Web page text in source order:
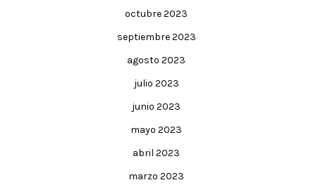
octubre 2023
septiembre 2023
agosto 2023
julio 2023
junio 2023
mayo 2023
abril 2023
marzo 2023